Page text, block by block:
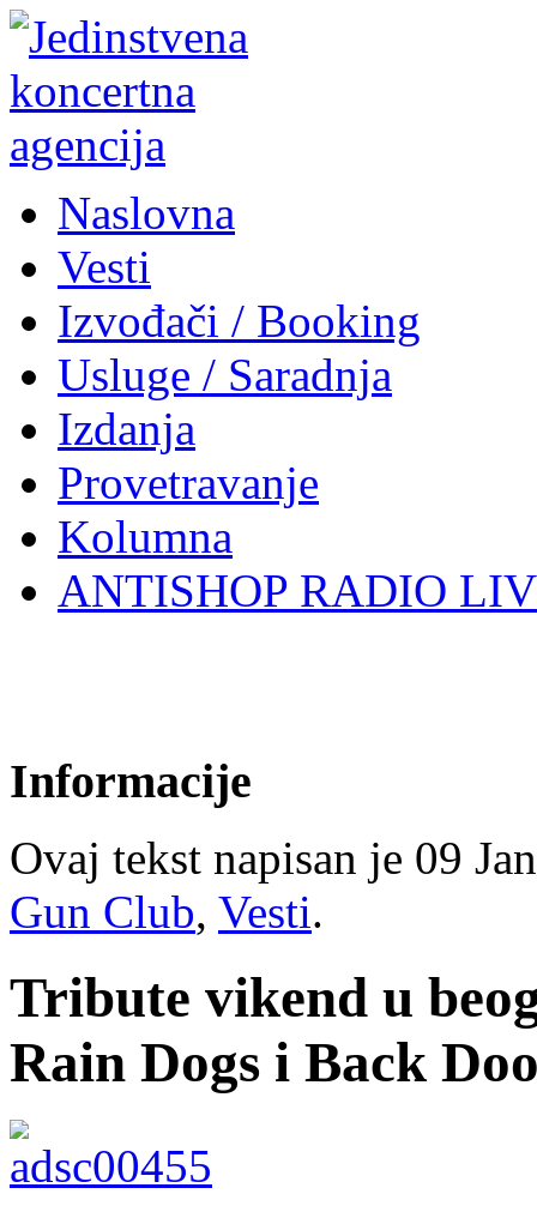
Naslovna
Vesti
Izvođači / Booking
Usluge / Saradnja
Izdanja
Provetravanje
Kolumna
ANTISHOP RADIO
Informacije
Ovaj tekst napisan je 09
Gun Club, Vesti.
Tribute vikend u
Rain Dogs i Back